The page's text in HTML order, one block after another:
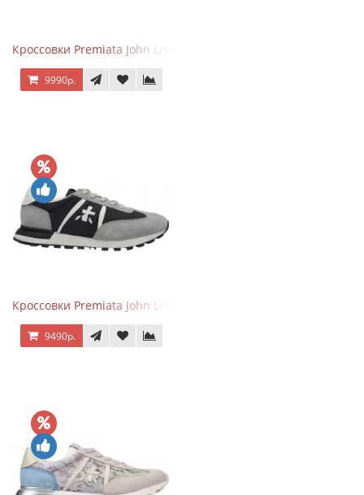
Кроссовки Premiata John Low Gray Pink
9990р.
Кроссовки Premiata John Low Grey Black
9490р.